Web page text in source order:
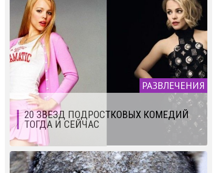
РАЗВЛЕЧЕНИЯ
20 ЗВЕЗД ПОДРОСТКОВЫХ КОМЕДИЙ
ТОГДА И СЕЙЧАС